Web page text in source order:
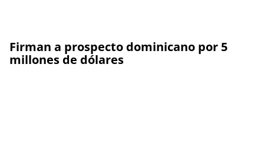
Firman a prospecto dominicano por 5
millones de dólares